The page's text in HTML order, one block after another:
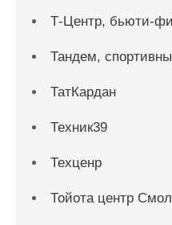
Т-Центр, бьюти-
Тандем,
ТатКардан
Техник39
Техценр
Тойота центр